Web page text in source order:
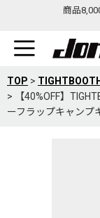
商品
TOP > TIGHTBOOTH
>
【40%OFF】
ーフラップキャンプ